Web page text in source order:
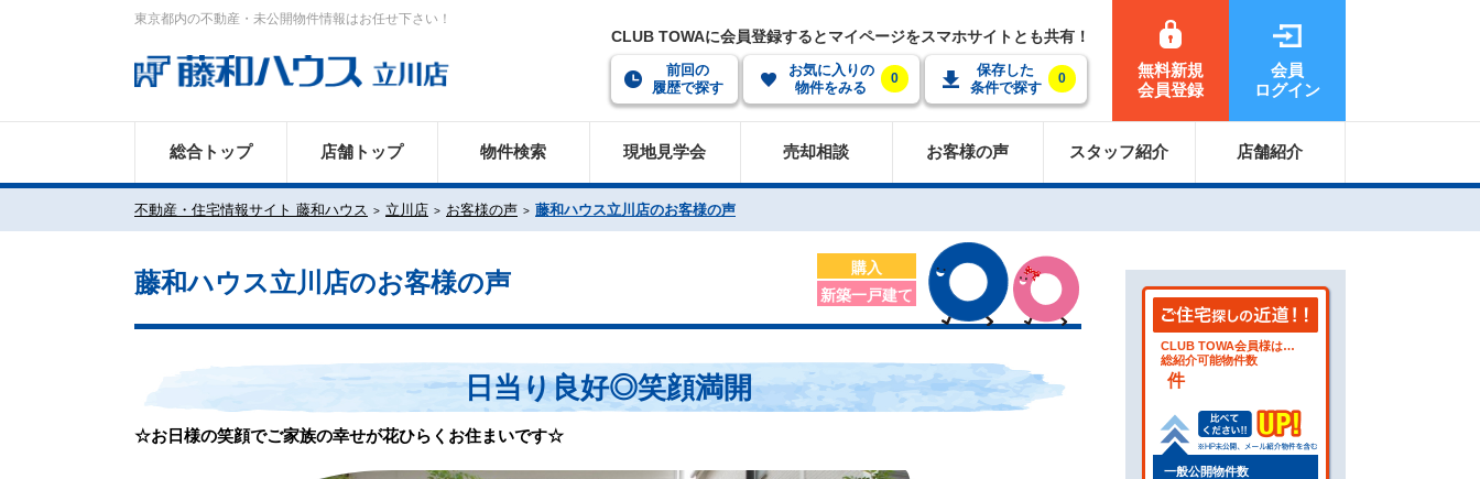
東京都内の不動産・未公開物件情報はお任せ下さい！
CLUB TOWAに会員登録するとマイページをスマホサイトとも共有！
前回の
履歴で探す
お気に入りの
物件をみる
0
保存した
条件で探す
0
無料新規
会員登録
会員
ログイン
総合トップ 店舗トップ 物件検索 現地見学会 売却相談 お客様の声 スタッフ紹介 店舗紹介
不動産・住宅情報サイト 藤和ハウス 立川店 お客様の声 藤和ハウス立川店のお客様の声
藤和ハウス立川店のお客様の声
購入
新築一戸建て
日当り良好◎笑顔満開
☆お日様の笑顔でご家族の幸せが花ひらくお住まいです☆
CLUB TOWA会員様は…
総紹介可能物件数
件
一般公開物件数